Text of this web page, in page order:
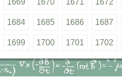
1684 1685 1686 1687
1699 1700 1701 1702